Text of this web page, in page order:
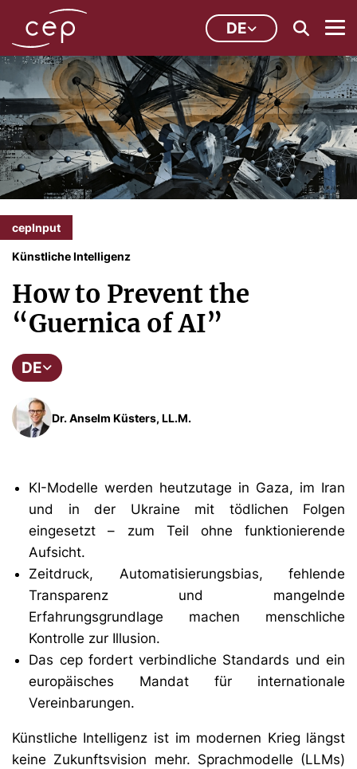
DE
cepInput
Künstliche Intelligenz
How to Prevent the
“Guernica of AI”
DE
Dr. Anselm Küsters, LL.M.
KI-Modelle werden heutzutage in Gaza, im Iran
und in der Ukraine mit tödlichen Folgen
eingesetzt – zum Teil ohne funktionierende
Aufsicht.
Zeitdruck, Automatisierungsbias, fehlende
Transparenz und mangelnde
Erfahrungsgrundlage machen menschliche
Kontrolle zur Illusion.
Das cep fordert verbindliche Standards und ein
europäisches Mandat für internationale
Vereinbarungen.
Künstliche Intelligenz ist im modernen Krieg längst
keine Zukunftsvision mehr. Sprachmodelle (LLMs)